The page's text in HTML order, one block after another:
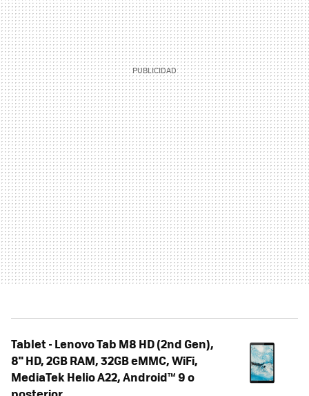
Tablet - Lenovo Tab M8 HD (2nd Gen),
8" HD, 2GB RAM, 32GB eMMC, WiFi,
MediaTek Helio A22, Android™ 9 o